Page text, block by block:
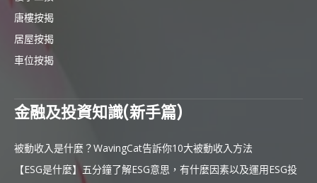
唐樓按揭
居屋按揭
車位按揭
金融及投資知識(新手篇)
被動收入是什麼？WavingCat告訴你10大被動收入方法
【ESG是什麼】五分鐘了解ESG意思，有什麼因素以及運用ESG投